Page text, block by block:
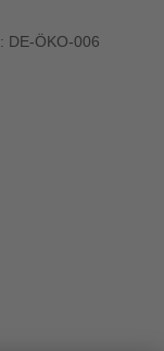
: DE-ÖKO-006